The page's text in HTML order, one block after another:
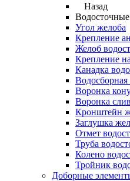
Назад
Угол желоба
Крепление
Желоб
Крепление
Канадка
Водосборная
Воронка
Воронка
Кронштейн
Заглушка
Отмет
Труба
Колено
Тройник
Доборные